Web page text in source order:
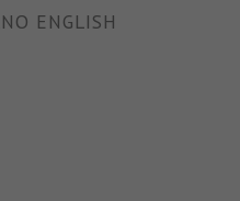
ENGLISH